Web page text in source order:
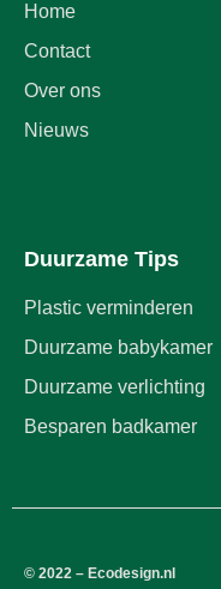
Home
Contact
Over ons
Nieuws
Duurzame Tips
Plastic verminderen
Duurzame babykamer
Duurzame verlichting
Besparen badkamer
© 2022 – Ecodesign.nl